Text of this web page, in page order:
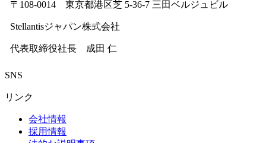
〒108-0014 東京都港区芝 5-36-7 三田ベルジュビル
Stellantisジャパン株式会社
代表取締役社長 成田 仁
SNS
リンク
会社情報
採用情報